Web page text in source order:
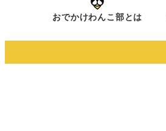
へ
おでかけわんこ部とは